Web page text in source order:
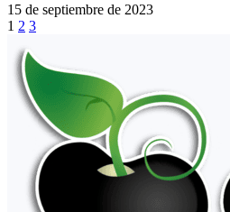
15 de septiembre de 2023
1 2 3